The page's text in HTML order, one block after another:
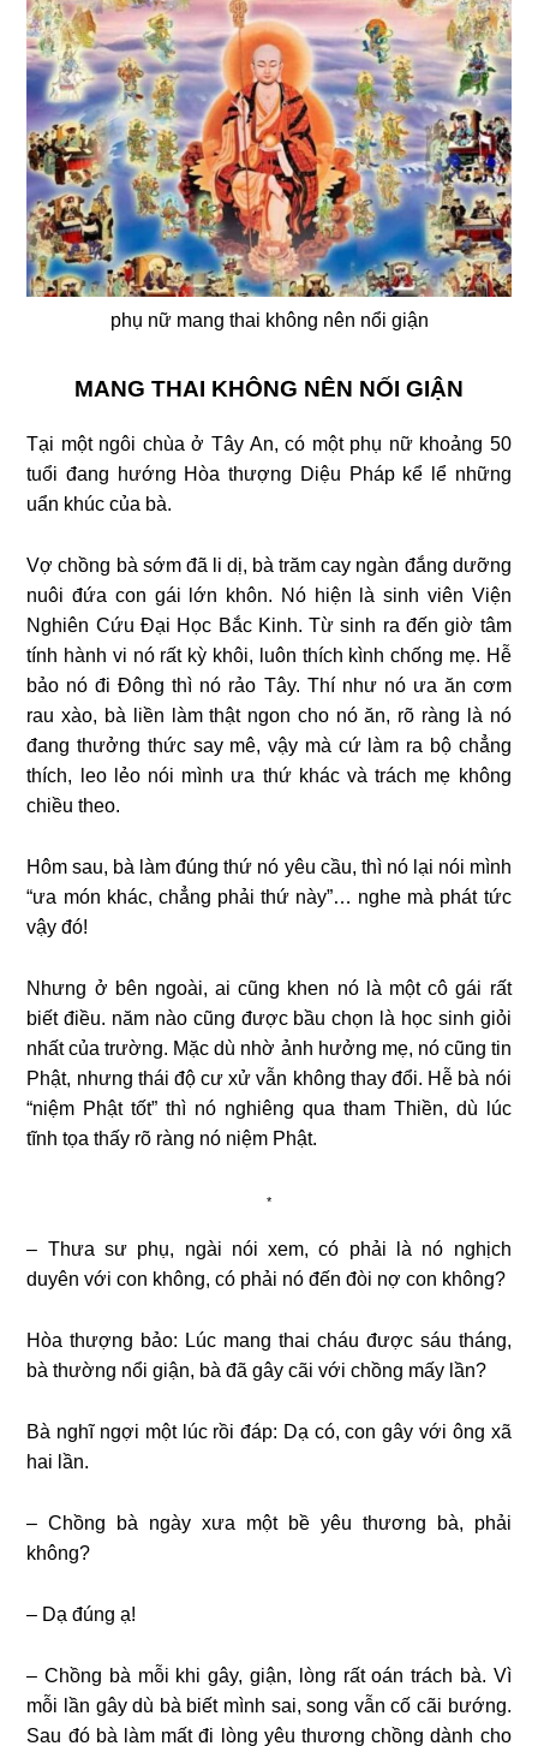
phụ nữ mang thai không nên nổi giận
MANG THAI KHÔNG NÊN NỐI GIẬN
Tại một ngôi chùa ở Tây An, có một phụ nữ khoảng 50
tuổi đang hướng Hòa thượng Diệu Pháp kể lể những
uẩn khúc của bà.
Vợ chồng bà sớm đã li dị, bà trăm cay ngàn đắng dưỡng
nuôi đứa con gái lớn khôn. Nó hiện là sinh viên Viện
Nghiên Cứu Đại Học Bắc Kinh. Từ sinh ra đến giờ tâm
tính hành vi nó rất kỳ khôi, luôn thích kình chống mẹ. Hễ
bảo nó đi Đông thì nó rảo Tây. Thí như nó ưa ăn cơm
rau xào, bà liền làm thật ngon cho nó ăn, rõ ràng là nó
đang thưởng thức say mê, vậy mà cứ làm ra bộ chẳng
thích, leo lẻo nói mình ưa thứ khác và trách mẹ không
chiều theo.
Hôm sau, bà làm đúng thứ nó yêu cầu, thì nó lại nói mình
“ưa món khác, chẳng phải thứ này”… nghe mà phát tức
vậy đó!
Nhưng ở bên ngoài, ai cũng khen nó là một cô gái rất
biết điều. năm nào cũng được bầu chọn là học sinh giỏi
nhất của trường. Mặc dù nhờ ảnh hưởng mẹ, nó cũng tin
Phật, nhưng thái độ cư xử vẫn không thay đổi. Hễ bà nói
“niệm Phật tốt” thì nó nghiêng qua tham Thiền, dù lúc
tĩnh tọa thấy rõ ràng nó niệm Phật.
*
– Thưa sư phụ, ngài nói xem, có phải là nó nghịch
duyên với con không, có phải nó đến đòi nợ con không?
Hòa thượng bảo: Lúc mang thai cháu được sáu tháng,
bà thường nổi giận, bà đã gây cãi với chồng mấy lần?
Bà nghĩ ngợi một lúc rồi đáp: Dạ có, con gây với ông xã
hai lần.
– Chồng bà ngày xưa một bề yêu thương bà, phải
không?
– Dạ đúng ạ!
– Chồng bà mỗi khi gây, giận, lòng rất oán trách bà. Vì
mỗi lần gây dù bà biết mình sai, song vẫn cố cãi bướng.
Sau đó bà làm mất đi lòng yêu thương chồng dành cho